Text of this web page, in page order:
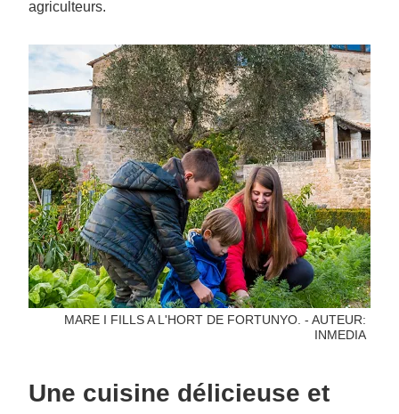
agriculteurs.
MARE I FILLS A L'HORT DE FORTUNYO. - AUTEUR:
INMEDIA
Une cuisine délicieuse et